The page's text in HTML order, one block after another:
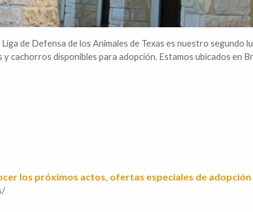
de Defensa de los Animales de Texas es nuestro segundo
cachorros disponibles para adopción. Estamos ubicados en
los próximos actos, ofertas especiales de